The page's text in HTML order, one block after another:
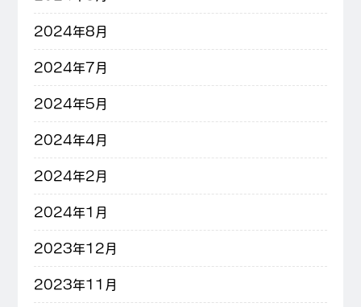
2024年8月
2024年7月
2024年5月
2024年4月
2024年2月
2024年1月
2023年12月
2023年11月